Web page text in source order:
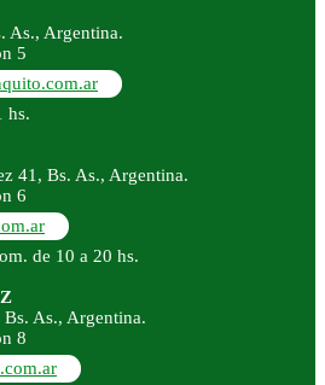
As., Argentina.
5
hs.
41, Bs. As., Argentina.
6
de 10 a 20 hs.
As., Argentina.
8